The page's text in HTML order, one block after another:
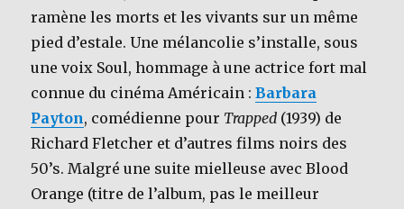
ramène les morts et les vivants sur un même
pied d’estale. Une mélancolie s’installe, sous
une voix Soul, hommage à une actrice fort mal
connue du cinéma Américain :Barbara
Payton, comédienne pour Trapped (1939) de
Richard Fletcher et d’autres films noirs des
50’s. Malgré une suite mielleuse avec Blood
Orange (titre de l’album, pas le meilleur